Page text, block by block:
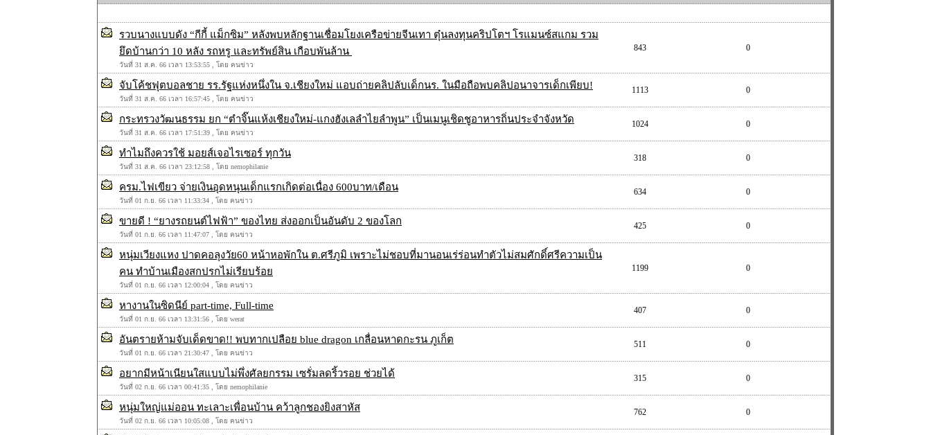
รวบนางแบบดัง “กีกี้ แม็กซิม” หลังพบหลักฐานเชื่อมโยงเครือข่ายจีนเทา ตุ๋นลงทุนคริปโตฯ โรแมนซ์สแกม รวม
ยึดบ้านกว่า 10 หลัง รถหรู และทรัพย์สิน เกือบพันล้าน
วันที่ 31 ส.ค. 66 เวลา 13:53:55 , โดย คนข่าว
843 0
จับโค้ชฟุตบอลชาย รร.รัฐแห่งหนึ่งใน จ.เชียงใหม่ แอบถ่ายคลิปลับเด็กนร. ในมือถือพบคลิปอนาจารเด็กเพียบ!
วันที่ 31 ส.ค. 66 เวลา 16:57:45 , โดย คนข่าว
1113 0
กระทรวงวัฒนธรรม ยก “ตำจิ๊นแห้งเชียงใหม่-แกงฮังเลลำไยลำพูน” เป็นเมนูเชิดชูอาหารถิ่นประจำจังหวัด
วันที่ 31 ส.ค. 66 เวลา 17:51:39 , โดย คนข่าว
1024 0
ทำไมถึงควรใช้ มอยส์เจอไรเซอร์ ทุกวัน
วันที่ 31 ส.ค. 66 เวลา 23:12:58 , โดย nemophilanie
318 0
ครม.ไฟเขียว จ่ายเงินอุดหนุนเด็กแรกเกิดต่อเนื่อง 600บาท/เดือน
วันที่ 01 ก.ย. 66 เวลา 11:33:34 , โดย คนข่าว
634 0
ขายดี ! “ยางรถยนต์ไฟฟ้า” ของไทย ส่งออกเป็นอันดับ 2 ของโลก
วันที่ 01 ก.ย. 66 เวลา 11:47:07 , โดย คนข่าว
425 0
หนุ่มเวียงแหง ปาดคอลุงวัย60 หน้าหอพักใน ต.ศรีภูมิ เพราะไม่ชอบที่มานอนเร่ร่อนทำตัวไม่สมศักดิ์ศรีความเป็น
คน ทำบ้านเมืองสกปรกไม่เรียบร้อย
วันที่ 01 ก.ย. 66 เวลา 12:00:04 , โดย คนข่าว
1199 0
หางานในซิดนีย์ part-time, Full-time
วันที่ 01 ก.ย. 66 เวลา 13:31:56 , โดย werat
407 0
อันตรายห้ามจับเด็ดขาด!! พบทากเปลือย blue dragon เกลื่อนหาดกะรน ภูเก็ต
วันที่ 01 ก.ย. 66 เวลา 21:30:47 , โดย คนข่าว
511 0
อยากมีหน้าเนียนใสแบบไม่พึ่งศัลยกรรม เซรั่มลดริ้วรอย ช่วยได้
วันที่ 02 ก.ย. 66 เวลา 00:41:35 , โดย nemophilanie
315 0
หนุ่มใหญ่แม่ออน ทะเลาะเพื่อนบ้าน คว้าลูกชองยิงสาหัส
วันที่ 02 ก.ย. 66 เวลา 10:05:08 , โดย คนข่าว
762 0